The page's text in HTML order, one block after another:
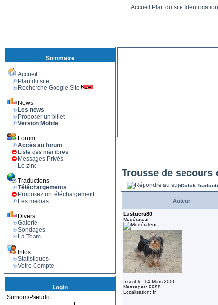
Accueil Plan du site
Sommaire
Accueil
Plan du site
Recherche Google Site
News
Les news
Proposer un billet
Version Mobile
Forum
Accès au forum
Liste des membres
Messages Privés
Le zinc
Traductions
Téléchargements
Proposez un téléchargement
Les médias
Divers
Galerie
Sondages
La Team
Infos
Statistiques
Votre Compte
Login
Surnom/Pseudo
Trousse de secours
Colok
Auteur
Lustucru80
Modérateur
Inscrit le: 14 Mars 2006
Messages: 9988
Localisation: fr